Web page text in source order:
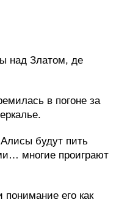
над Златом, де
в погоне за
будут пить
многие проиграют
его как